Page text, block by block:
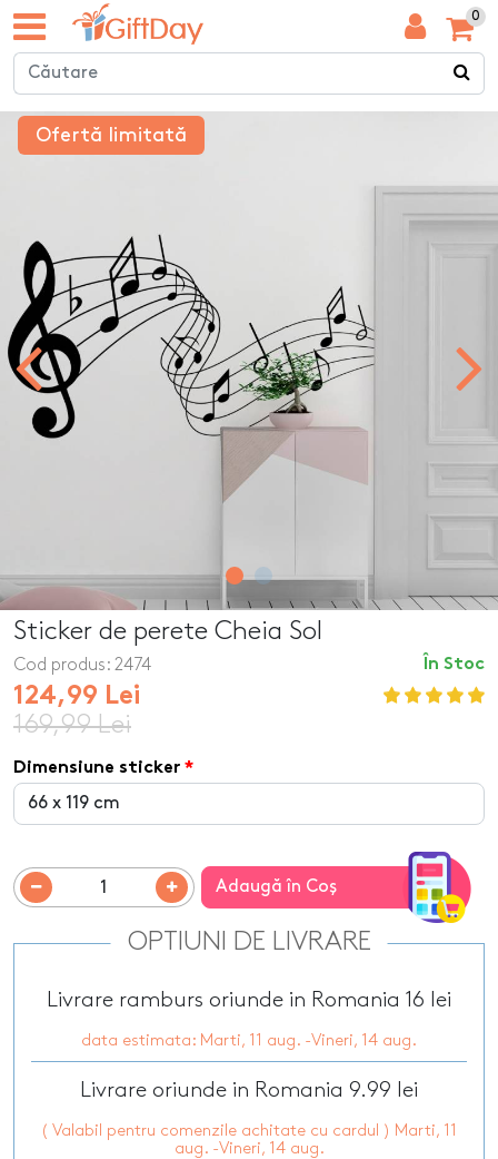
0
Ofertă limitată
Sticker de perete Cheia Sol
În Stoc
Cod produs: 2474
124,99 Lei
169,99 Lei
Dimensiune sticker
Adaugă în Coş
OPTIUNI DE LIVRARE
Livrare ramburs oriunde in Romania 16 lei
data estimata: Marti, 11 aug. -Vineri, 14 aug.
Livrare oriunde in Romania 9.99 lei
( Valabil pentru comenzile achitate cu cardul ) Marti, 11
aug. -Vineri, 14 aug.